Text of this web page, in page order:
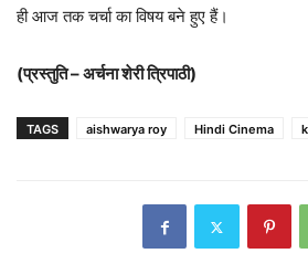
ही आज तक चर्चा का विषय बने हुए हैं।
(प्रस्तुति – अर्चना शेरी त्रिपाठी)
TAGS aishwarya roy Hindi Cinema